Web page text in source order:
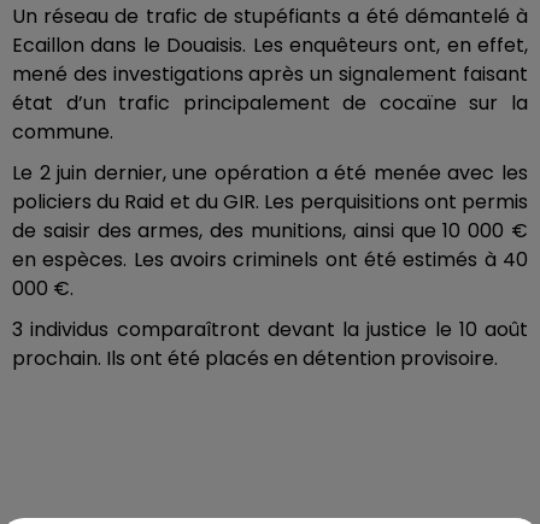
Un réseau de trafic de stupéfiants a été démantelé à
Ecaillon dans le Douaisis. Les enquêteurs ont, en effet,
mené des investigations après un signalement faisant
état d’un trafic principalement de cocaïne sur la
commune.
Le 2 juin dernier, une opération a été menée avec les
policiers du Raid et du GIR. Les perquisitions ont permis
de saisir des armes, des munitions, ainsi que 10 000 €
en espèces. Les avoirs criminels ont été estimés à 40
000 €.
3 individus comparaîtront devant la justice le 10 août
prochain. Ils ont été placés en détention provisoire.